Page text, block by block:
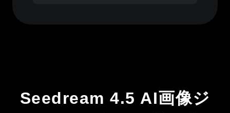
Seedream 4.5 AI画像ジ